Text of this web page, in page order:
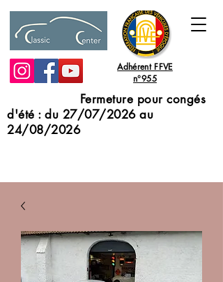
Adhérent FFVE
n°955
Fermeture pour congés
d'été : du 27/07/2026 au
24/08/2026